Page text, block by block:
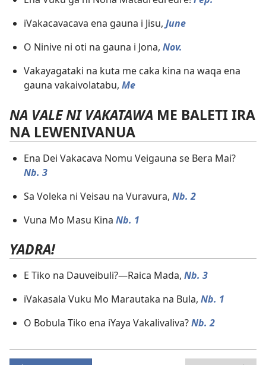
iVakacavacava ena gauna i Jisu, June
O Ninive ni oti na gauna i Jona, Nov.
Vakayagataki na kuta me caka kina na waqa ena
gauna vakaivolatabu, Me
NA VALE NI VAKATAWA ME BALETI IRA
NA LEWENIVANUA
Ena Dei Vakacava Nomu Veigauna se Bera Mai?
Nb. 3
Sa Voleka ni Veisau na Vuravura, Nb. 2
Vuna Mo Masu Kina Nb. 1
YADRA!
E Tiko na Dauveibuli?—Raica Mada, Nb. 3
iVakasala Vuku Mo Marautaka na Bula, Nb. 1
O Bobula Tiko ena iYaya Vakalivaliva?Nb. 2